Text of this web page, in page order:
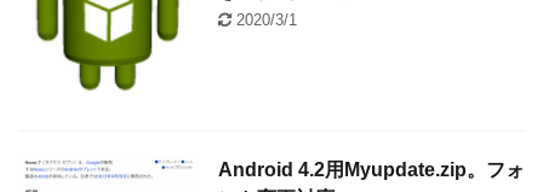
2020/3/1
Android 4.2用Myupdate.zip。フォ